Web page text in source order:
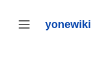
テ
サイドバーの切り替え yonewiki